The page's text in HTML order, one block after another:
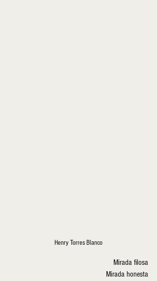
Henry Torres Blanco
Mirada filosa
Mirada honesta